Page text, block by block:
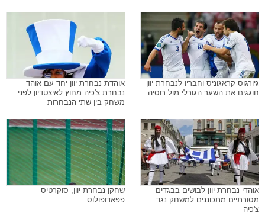
גיורגוס קראגוניס וחבריו לנבחרת יוון
חוגגים את השער הגורלי מול רוסיה
אוהדת נבחרת יוון יחד עם אוהד
נבחרת צ'כיה מחוץ לאיצטדיון לפני
משחק בין שתי הנבחרות
אוהדי נבחרת יוון לבושים בבגדים
מסורתיים מתכוננים למשחק נגד
צ'כיה
שחקן נבחרת יוון, סוקרטיס
פפאדופולוס